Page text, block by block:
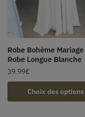
Robe Bohème Mariage
Robe Longue Blanche
39.99€
Choix des options